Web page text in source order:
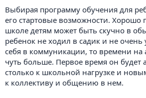
Выбирая программу обучения для
его стартовые возможности. Хорошо
школе детям может быть скучно в
ребенок не ходил в садик и не очень
себя в коммуникации, то времени на
чуть больше. Первое время он будет
столько к школьной нагрузке и
к коллективу и общению в нем.